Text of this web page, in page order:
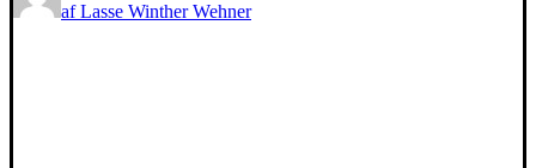
af Lasse Winther Wehner